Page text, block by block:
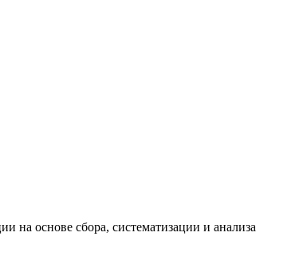
на основе сбора, систематизации и анализа